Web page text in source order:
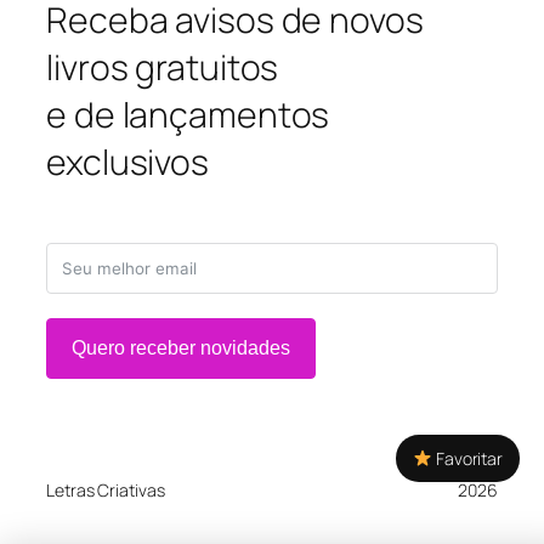
Receba avisos de novos
livros gratuitos
e de lançamentos
exclusivos
Quero receber novidades
Letras Criativas 2026
Favoritar